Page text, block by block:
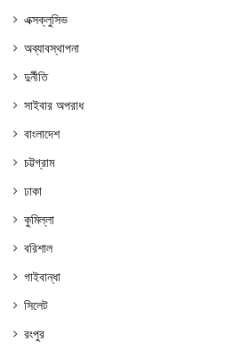
এক্সক্লুসিভ
অব্যাবস্থাপনা
দুর্নীতি
সাইবার অপরাধ
বাংলাদেশ
চট্টগ্রাম
ঢাকা
কুমিল্লা
বরিশাল
গাইবান্ধা
সিলেট
রংপুর